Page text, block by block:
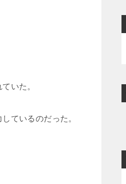
いた。
ているのだった。